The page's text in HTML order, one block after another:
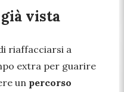
vista
riaffacciarsi a
extra per guarire
un percorso